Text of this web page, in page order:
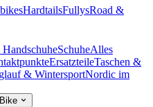
HardtailsFullysRoad &
SchuheAlles
ErsatzteileTaschen &
& WintersportNordic im